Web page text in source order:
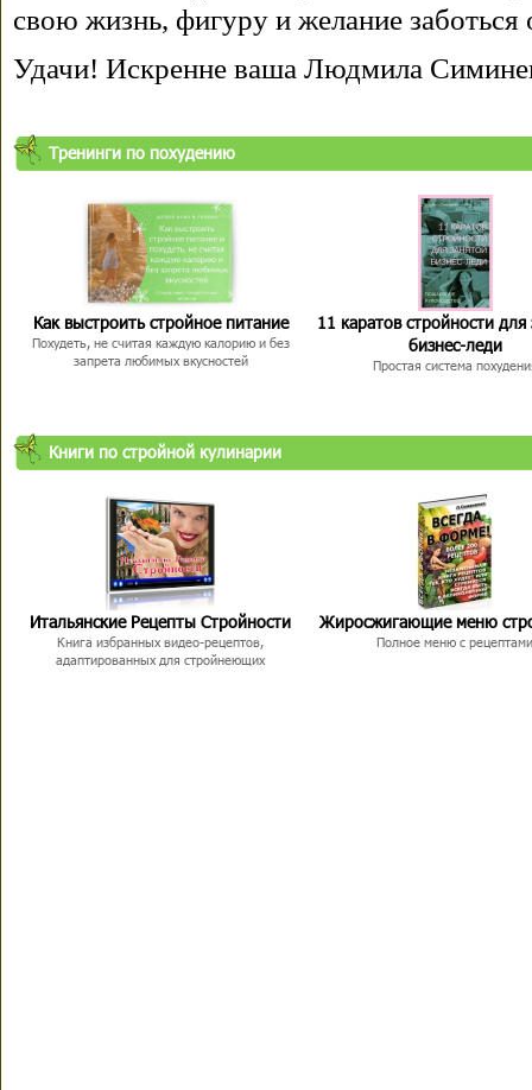
свою жизнь, фигуру и желание заботься
Удачи! Искренне ваша Людмила
Тренинги по похудению
Как выстроить стройное питание
Похудеть, не считая каждую калорию и без
запрета любимых вкусностей
11 каратов стройности для
бизнес-леди
Простая система
Книги по стройной кулинарии
Итальянские Рецепты Стройности
Книга избранных видео-рецептов,
адаптированных для стройнеющих
Жиросжигающие меню
Полное меню с рецептами